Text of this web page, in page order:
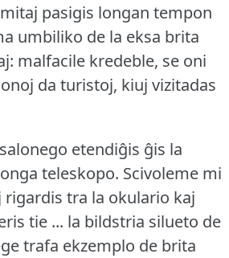
pasigis longan tempon
umbiliko de la eksa brita
malfacile kredeble, se oni
da turistoj, kiuj vizitadas
etendiĝis ĝis la
teleskopo. Scivoleme mi
tra la okulario kaj
tie ... la bildstria silueto de
trafa ekzemplo de brita